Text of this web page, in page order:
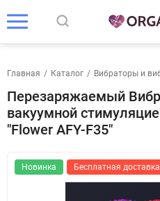
Главная / Каталог / Вибраторы и
Перезаряжаемый
вакуумной
"Flower AFY-F35"
Новинка Бесплатная